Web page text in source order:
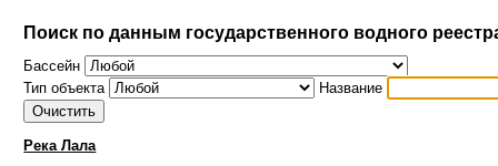
Поиск по данным государственного водного
Бассейн
Тип объекта
Название
Река Лала